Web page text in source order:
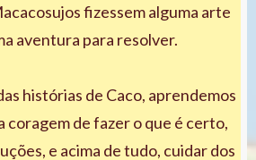
fizessem alguma arte
aventura para resolver.
histórias de Caco, aprendemos
coragem de fazer o que é certo,
e acima de tudo, cuidar dos